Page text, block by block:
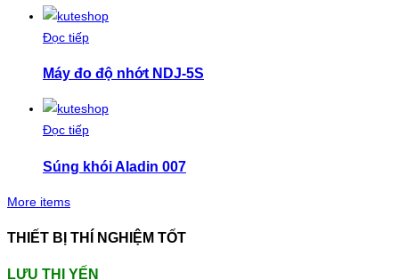
Đọc tiếp
Máy đo độ nhớt NDJ-5S
Đọc tiếp
Súng khói Aladin 007
More items
THIẾT BỊ THÍ NGHIỆM TỐT
LƯU THỊ YẾN